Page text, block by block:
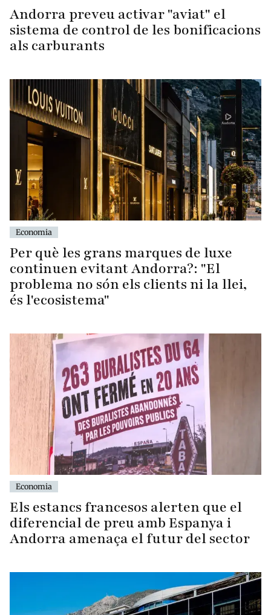
Andorra preveu activar "aviat" el
sistema de control de les bonificacions
als carburants
Economia
Per què les grans marques de luxe
continuen evitant Andorra?: "El
problema no són els clients ni la llei,
és l'ecosistema"
Economia
Els estancs francesos alerten que el
diferencial de preu amb Espanya i
Andorra amenaça el futur del sector